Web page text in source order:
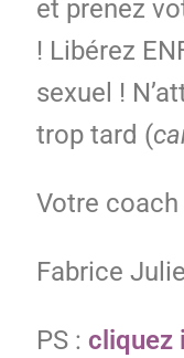
et prenez
! Libérez
sexuel !
trop tard (
Votre
Fabrice
PS : cliquez